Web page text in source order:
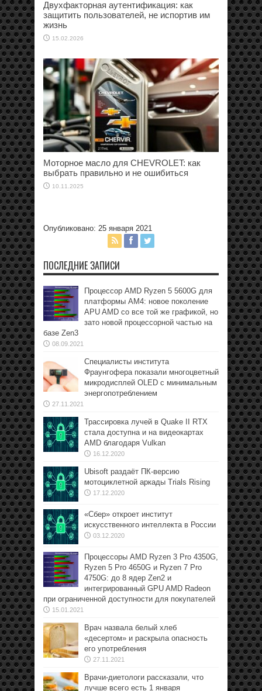
Двухфакторная аутентификация: как
защитить пользователей, не испортив им
жизнь
15.02.2026
Моторное масло для CHEVROLET: как
выбрать правильно и не ошибиться
10.11.2025
Опубликовано: 25 января 2021
ПОСЛЕДНИЕ ЗАПИСИ
Процессор AMD Ryzen 5 5600G для
платформы АМ4: новое поколение
APU AMD со все той же графикой, но
зато новой процессорной частью на
базе Zen3
08.09.2021
Специалисты института
Фраунгофера показали многоцветный
микродисплей OLED с минимальным
энергопотреблением
27.11.2021
Трассировка лучей в Quake II RTX
стала доступна и на видеокартах
AMD благодаря Vulkan
16.12.2020
Ubisoft раздаёт ПК-версию
мотоциклетной аркады Trials Rising
17.12.2020
«Сбер» откроет институт
искусственного интеллекта в России
03.12.2020
Процессоры AMD Ryzen 3 Pro 4350G,
Ryzen 5 Pro 4650G и Ryzen 7 Pro
4750G: до 8 ядер Zen2 и
интегрированный GPU AMD Radeon
при ограниченной доступности для покупателей
15.01.2021
Врач назвала белый хлеб
«десертом» и раскрыла опасность
его употребления
27.11.2021
Врачи-диетологи рассказали, что
лучше всего есть 1 января